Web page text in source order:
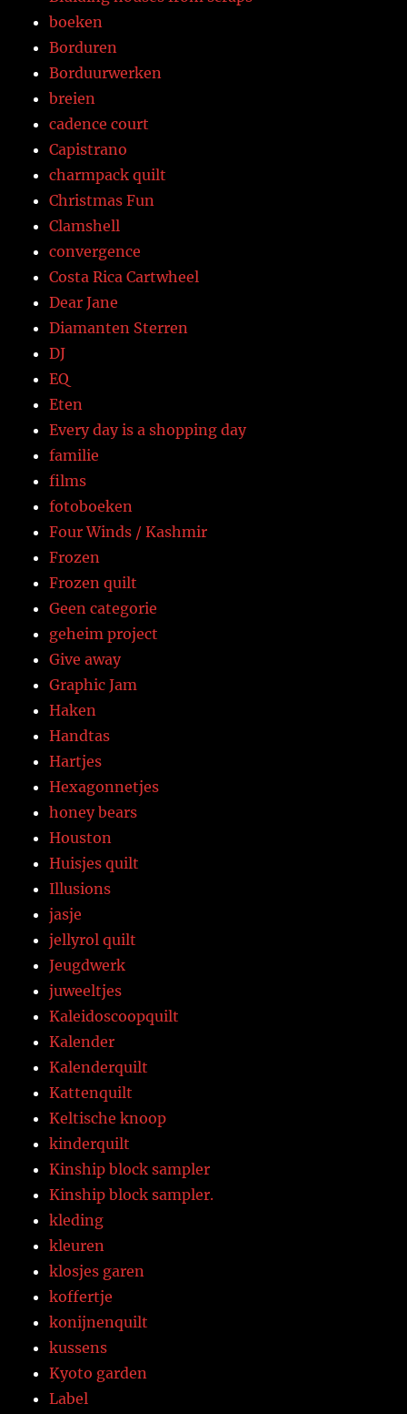
boeken
Borduren
Borduurwerken
breien
cadence court
Capistrano
charmpack quilt
Christmas Fun
Clamshell
convergence
Costa Rica Cartwheel
Dear Jane
Diamanten Sterren
DJ
EQ
Eten
Every day is a shopping day
familie
films
fotoboeken
Four Winds / Kashmir
Frozen
Frozen quilt
Geen categorie
geheim project
Give away
Graphic Jam
Haken
Handtas
Hartjes
Hexagonnetjes
honey bears
Houston
Huisjes quilt
Illusions
jasje
jellyrol quilt
Jeugdwerk
juweeltjes
Kaleidoscoopquilt
Kalender
Kalenderquilt
Kattenquilt
Keltische knoop
kinderquilt
Kinship block sampler
Kinship block sampler.
kleding
kleuren
klosjes garen
koffertje
konijnenquilt
kussens
Kyoto garden
Label